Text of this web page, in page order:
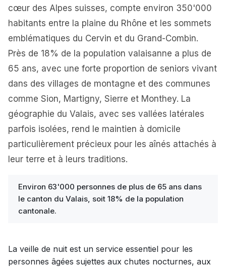
cœur des Alpes suisses, compte environ 350'000
habitants entre la plaine du Rhône et les sommets
emblématiques du Cervin et du Grand-Combin.
Près de 18% de la population valaisanne a plus de
65 ans, avec une forte proportion de seniors vivant
dans des villages de montagne et des communes
comme Sion, Martigny, Sierre et Monthey. La
géographie du Valais, avec ses vallées latérales
parfois isolées, rend le maintien à domicile
particulièrement précieux pour les aînés attachés à
leur terre et à leurs traditions.
Environ 63'000 personnes de plus de 65 ans dans
le canton du Valais, soit 18% de la population
cantonale.
La veille de nuit est un service essentiel pour les
personnes âgées sujettes aux chutes nocturnes, aux